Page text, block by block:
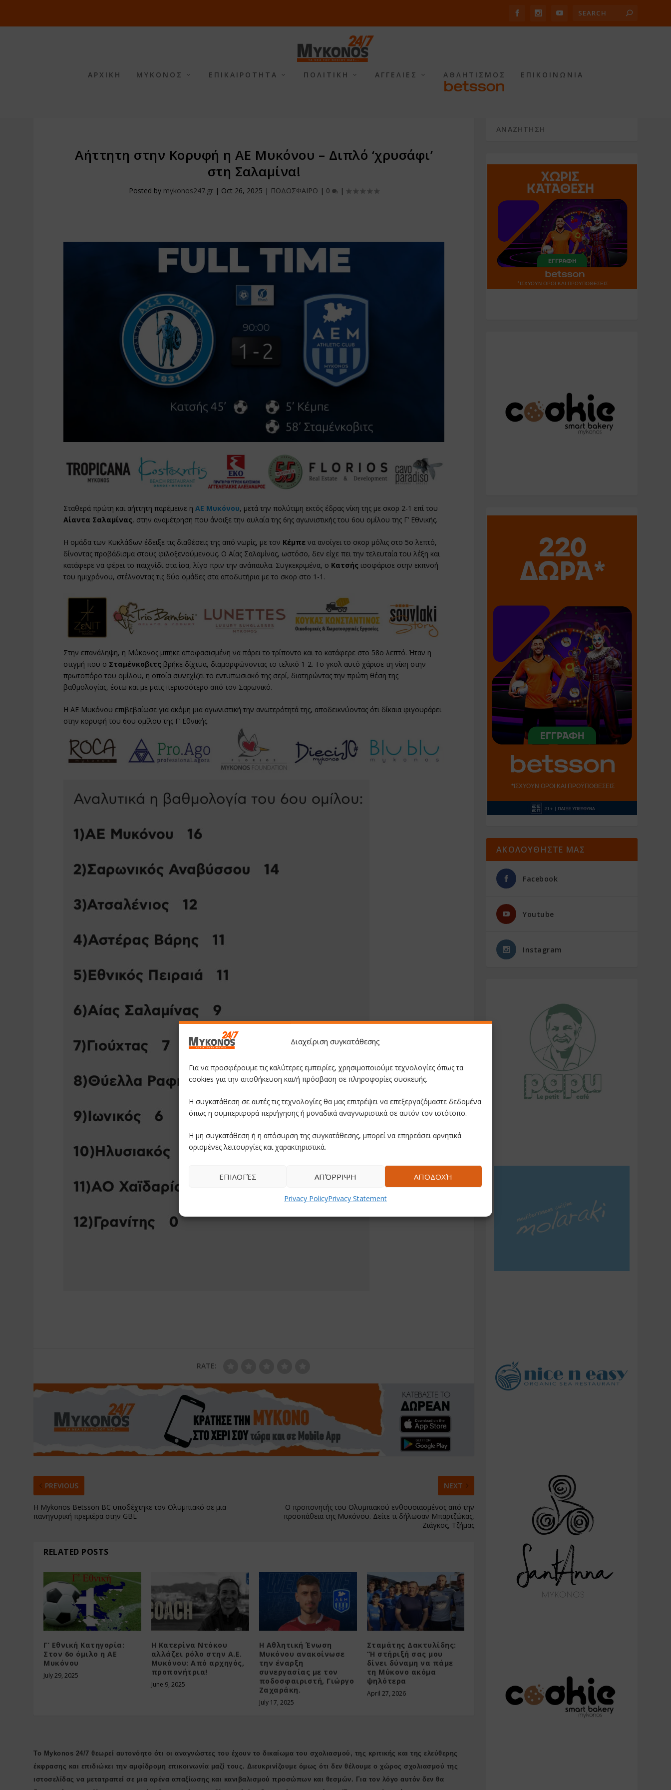
Διαχείριση συγκατάθεσης
Για να προσφέρουμε τις καλύτερες εμπειρίες, χρησιμοποιούμε τεχνολογίες όπως τα
cookies για την αποθήκευση και/ή πρόσβαση σε πληροφορίες συσκευής.
Η συγκατάθεση σε αυτές τις τεχνολογίες θα μας επιτρέψει να επεξεργαζόμαστε δεδομένα
όπως η συμπεριφορά περιήγησης ή μοναδικά αναγνωριστικά σε αυτόν τον ιστότοπο.
Η μη συγκατάθεση ή η απόσυρση της συγκατάθεσης, μπορεί να επηρεάσει αρνητικά
ορισμένες λειτουργίες και χαρακτηριστικά.
ΑΠΟΔΟΧΉ
ΑΠΌΡΡΙΨΗ
ΕΠΙΛΟΓΈΣ
Privacy PolicyPrivacy Statement
ΑΡΧΙΚΗ ΜΥΚΟΝΟΣ ΕΠΙΚΑΙΡΟΤΗΤΑ ΠΟΛΙΤΙΚΗ ΑΓΓΕΛΙΕΣ ΑΘΛΗΤΙΣΜΟΣ ΕΠΙΚΟΙΝΩΝΙΑ
Αήττητη στην Κορυφή η ΑΕ Μυκόνου – Διπλό ‘χρυσάφι’
στη Σαλαμίνα!
Posted by mykonos247.gr | Oct 26, 2025 | ΠΟΔΟΣΦΑΙΡΟ | 0 |
Σταθερά πρώτη και αήττητη παρέμεινε ηΑΕ Μυκόνου, μετά την πολύτιμη εκτός έδρας νίκη της με σκορ 2-1 επί του
Αίαντα Σαλαμίνας, στην αναμέτρηση που άνοιξε την αυλαία της 6ης αγωνιστικής του 6ου ομίλου της Γ’ Εθνικής.
Η ομάδα των Κυκλάδων έδειξε τις διαθέσεις της από νωρίς, με τον Κέμπε να ανοίγει το σκορ μόλις στο 5ο λεπτό,
δίνοντας προβάδισμα στους φιλοξενούμενους. Ο Αίας Σαλαμίνας, ωστόσο, δεν είχε πει την τελευταία του λέξη και
κατάφερε να φέρει το παιχνίδι στα ίσα, λίγο πριν την ανάπαυλα. Συγκεκριμένα, ο Κατσής ισοφάρισε στην εκπνοή
του ημιχρόνου, στέλνοντας τις δύο ομάδες στα αποδυτήρια με το σκορ στο 1-1.
Στην επανάληψη, η Μύκονος μπήκε αποφασισμένη να πάρει το τρίποντο και το κατάφερε στο 58ο λεπτό. Ήταν η
στιγμή που ο Σταμένκοβιτς βρήκε δίχτυα, διαμορφώνοντας το τελικό 1-2. Το γκολ αυτό χάρισε τη νίκη στην
πρωτοπόρο του ομίλου, η οποία συνεχίζει το εντυπωσιακό της σερί, διατηρώντας την πρώτη θέση της
βαθμολογίας, έστω και με ματς περισσότερο από τον Σαρωνικό.
Η ΑΕ Μυκόνου επιβεβαίωσε για ακόμη μια αγωνιστική την ανωτερότητά της, αποδεικνύοντας ότι δίκαια φιγουράρει
στην κορυφή του 6ου ομίλου της Γ’ Εθνικής.
RATE:
PREVIOUS
Η Mykonos Betsson BC υποδέχτηκε τον Ολυμπιακό σε μια
πανηγυρική πρεμιέρα στην GBL
NEXT
Ο προπονητής του Ολυμπιακού ενθουσιασμένος από την
προσπάθεια της Μυκόνου. Δείτε τι δήλωσαν Μπαρτζώκας,
Ζιάγκος, Τζήμας
RELATED POSTS
Γ’ Εθνική Κατηγορία:
Στον 6ο όμιλο η AE
Μυκόνου
July 29, 2025
Η Κατερίνα Ντόκου
αλλάζει ρόλο στην Α.Ε.
Μυκόνου: Από αρχηγός,
προπονήτρια!
June 9, 2025
Η Αθλητική Ένωση
Μυκόνου ανακοίνωσε
την έναρξη
συνεργασίας με τον
ποδοσφαιριστή, Γιώργο
Ζαχαράκη.
July 17, 2025
Σταμάτης Δακτυλίδης:
“Η στήριξή σας μου
δίνει δύναμη να πάμε
τη Μύκονο ακόμα
ψηλότερα
April 27, 2026
Το Mykonos 24/7 θεωρεί αυτονόητο ότι οι αναγνώστες του έχουν το δικαίωμα του σχολιασμού, της κριτικής και της ελεύθερης
έκφρασης και επιδιώκει την αμφίδρομη επικοινωνία μαζί τους. Διευκρινίζουμε όμως ότι δεν θέλουμε ο χώρος σχολιασμού της
ιστοσελίδας να μετατραπεί σε μια αρένα απαξίωσης και κανιβαλισμού προσώπων και θεσμών. Για τον λόγο αυτόν δεν θα
ΑΚΟΛΟΥΘΗΣΤΕ ΜΑΣ
Facebook
Youtube
Instagram